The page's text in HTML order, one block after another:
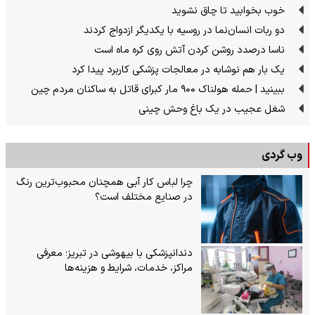
خوب بخوابید تا چاق نشوید
دو ربات انسان‌نما در روسیه با یکدیگر ازدواج کردند
ناسا درصدد روشن کردن آتش روی کره ماه است
یک بار هم نوشابه در معالجات پزشکی کاربرد پیدا کرد
ببینید | حمله هولناک ۹۰۰ مار کبرای قاتل به ساکنان مردم چین
شغل عجیب در یک باغ وحش چینی
وب گردی
چرا لباس کار آبی همچنان محبوب‌ترین رنگ
در صنایع مختلف است؟
دندانپزشکی با بیهوشی در تبریز؛ معرفی
مراکز، خدمات، شرایط و هزینه‌ها